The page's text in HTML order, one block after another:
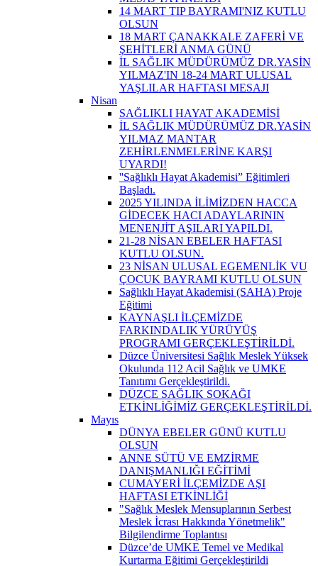
14 MART TIP BAYRAMI'NIZ KUTLU
OLSUN
18 MART ÇANAKKALE ZAFERİ VE
ŞEHİTLERİ ANMA GÜNÜ
İL SAĞLIK MÜDÜRÜMÜZ DR.YASİN
YILMAZ'IN 18-24 MART ULUSAL
YAŞLILAR HAFTASI MESAJI
Nisan
SAĞLIKLI HAYAT AKADEMİSİ
İL SAĞLIK MÜDÜRÜMÜZ DR.YASİN
YILMAZ MANTAR
ZEHİRLENMELERİNE KARŞI
UYARDI!
''Sağlıklı Hayat Akademisi” Eğitimleri
Başladı.
2025 YILINDA İLİMİZDEN HACCA
GİDECEK HACI ADAYLARININ
MENENJİT AŞILARI YAPILDI.
21-28 NİSAN EBELER HAFTASI
KUTLU OLSUN.
23 NİSAN ULUSAL EGEMENLİK VU
ÇOCUK BAYRAMI KUTLU OLSUN
Sağlıklı Hayat Akademisi (SAHA) Proje
Eğitimi
KAYNAŞLI İLÇEMİZDE
FARKINDALIK YÜRÜYÜŞ
PROGRAMI GERÇEKLEŞTİRİLDİ.
Düzce Üniversitesi Sağlık Meslek Yüksek
Okulunda 112 Acil Sağlık ve UMKE
Tanıtımı Gerçekleştirildi.
DÜZCE SAĞLIK SOKAĞI
ETKİNLİĞİMİZ GERÇEKLEŞTİRİLDİ.
Mayıs
DÜNYA EBELER GÜNÜ KUTLU
OLSUN
ANNE SÜTÜ VE EMZİRME
DANIŞMANLIĞI EĞİTİMİ
CUMAYERİ İLÇEMİZDE AŞI
HAFTASI ETKİNLİĞİ
"Sağlık Meslek Mensuplarının Serbest
Meslek İcrası Hakkında Yönetmelik"
Bilgilendirme Toplantısı
Düzce’de UMKE Temel ve Medikal
Kurtarma Eğitimi Gerçekleştirildi